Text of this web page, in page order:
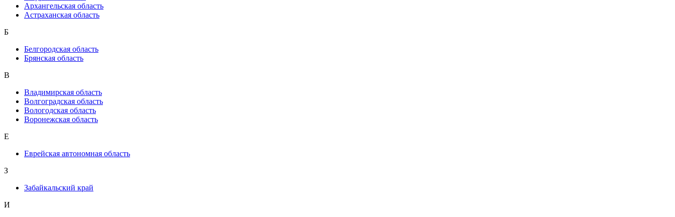
Архангельская область
Астраханская область
Б
Белгородская область
Брянская область
В
Владимирская область
Волгоградская область
Вологодская область
Воронежская область
Е
Еврейская автономная область
З
Забайкальский край
И